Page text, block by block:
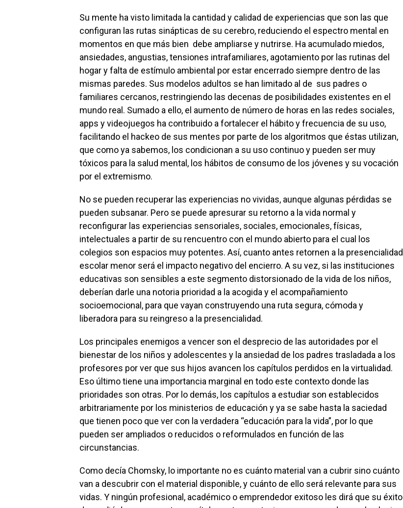
Su mente ha visto limitada la cantidad y calidad de experiencias que son las que
configuran las rutas sinápticas de su cerebro, reduciendo el espectro mental en
momentos en que más bien debe ampliarse y nutrirse. Ha acumulado miedos,
ansiedades, angustias, tensiones intrafamiliares, agotamiento por las rutinas del
hogar y falta de estímulo ambiental por estar encerrado siempre dentro de las
mismas paredes. Sus modelos adultos se han limitado al de sus padres o
familiares cercanos, restringiendo las decenas de posibilidades existentes en el
mundo real. Sumado a ello, el aumento de número de horas en las redes sociales,
apps y videojuegos ha contribuido a fortalecer el hábito y frecuencia de su uso,
facilitando el hackeo de sus mentes por parte de los algoritmos que éstas utilizan,
que como ya sabemos, los condicionan a su uso continuo y pueden ser muy
tóxicos para la salud mental, los hábitos de consumo de los jóvenes y su vocación
por el extremismo.
No se pueden recuperar las experiencias no vividas, aunque algunas pérdidas se
pueden subsanar. Pero se puede apresurar su retorno a la vida normal y
reconfigurar las experiencias sensoriales, sociales, emocionales, físicas,
intelectuales a partir de su rencuentro con el mundo abierto para el cual los
colegios son espacios muy potentes. Así, cuanto antes retornen a la presencialidad
escolar menor será el impacto negativo del encierro. A su vez, si las instituciones
educativas son sensibles a este segmento distorsionado de la vida de los niños,
deberían darle una notoria prioridad a la acogida y el acompañamiento
socioemocional, para que vayan construyendo una ruta segura, cómoda y
liberadora para su reingreso a la presencialidad.
Los principales enemigos a vencer son el desprecio de las autoridades por el
bienestar de los niños y adolescentes y la ansiedad de los padres trasladada a los
profesores por ver que sus hijos avancen los capítulos perdidos en la virtualidad.
Eso último tiene una importancia marginal en todo este contexto donde las
prioridades son otras. Por lo demás, los capítulos a estudiar son establecidos
arbitrariamente por los ministerios de educación y ya se sabe hasta la saciedad
que tienen poco que ver con la verdadera “educación para la vida”, por lo que
pueden ser ampliados o reducidos o reformulados en función de las
circunstancias.
Como decía Chomsky, lo importante no es cuánto material van a cubrir sino cuánto
van a descubrir con el material disponible, y cuánto de ello será relevante para sus
vidas. Y ningún profesional, académico o emprendedor exitoso les dirá que su éxito